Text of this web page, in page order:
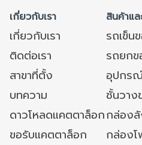
เกี่ยวกับเรา สินค้าแล
เกี่ยวกับเรา รถเข็น
ติดต่อเรา
รถยก
สาขาที่ตั้ง
อุปกร
บทความ
ชั้นวาง
ดาวโหลดแคตตาล็อกกล่อง
ขอรับแคตตาล็อก
กล่อง